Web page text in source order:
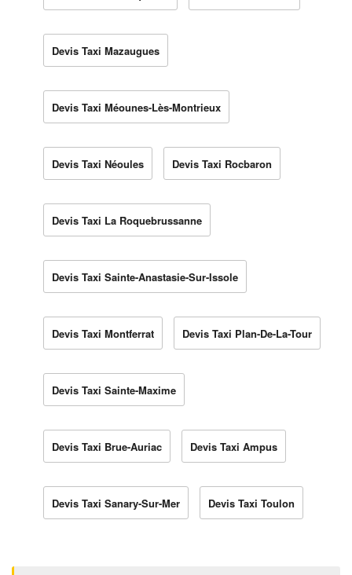
Devis Taxi Mazaugues
Devis Taxi Méounes-Lès-Montrieux
Devis Taxi Néoules Devis Taxi Rocbaron
Devis Taxi La Roquebrussanne
Devis Taxi Sainte-Anastasie-Sur-Issole
Devis Taxi Montferrat Devis Taxi Plan-De-La-Tour
Devis Taxi Sainte-Maxime
Devis Taxi Brue-Auriac Devis Taxi Ampus
Devis Taxi Sanary-Sur-Mer Devis Taxi Toulon